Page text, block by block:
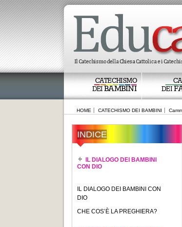
CATECHISMO
DEIBAMBINI
DEI
HOME CATECHISMO DEI BAMBINI
INDICE
IL DIALOGO DEI BAMBINI
CON DIO
IL DIALOGO DEI BAMBINI CON
DIO
CHE COS’È LA PREGHIERA?